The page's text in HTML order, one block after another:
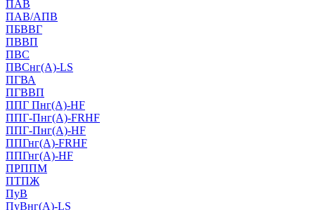
ПАВ
ПАВ/АПВ
ПБВВГ
ПВВП
ПВС
ПВСнг(А)-LS
ПГВА
ПГВВП
ППГ Пнг(А)-HF
ППГ-Пнг(А)-FRHF
ППГ-Пнг(А)-HF
ППГнг(А)-FRHF
ППГнг(А)-HF
ПРППМ
ПТПЖ
ПуВ
ПуВнг(А)-LS